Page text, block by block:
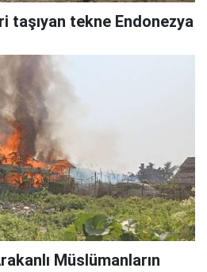
taşıyan tekne Endonezya
Müslümanların